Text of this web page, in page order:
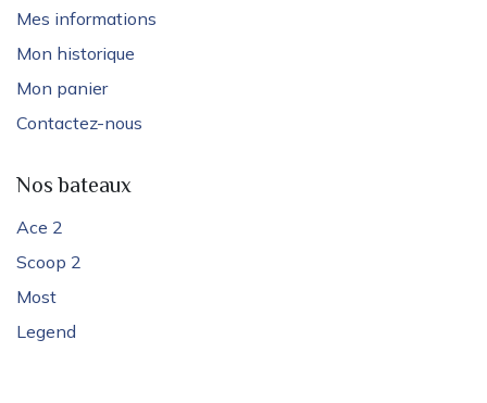
Mes informations
Mon historique
Mon panier
Contactez-nous
Nos bateaux
Ace 2
Scoop 2
Most
Legend